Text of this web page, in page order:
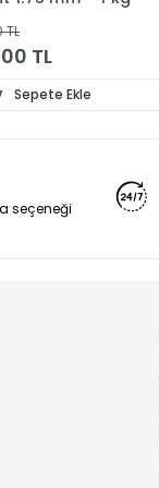
TL
TL
Sepete Ekle
seçeneği